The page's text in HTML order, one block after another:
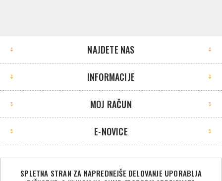
NAJDETE NAS
INFORMACIJE
MOJ RAČUN
E-NOVICE
SPLETNA STRAN ZA NAPREDNEJŠE DELOVANJE UPORABLJA